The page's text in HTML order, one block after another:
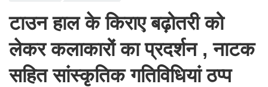
टाउन हाल के किराए बढ़ोतरी को
लेकर कलाकारों का प्रदर्शन , नाटक
सहित सांस्कृतिक गतिविधियां ठप्प